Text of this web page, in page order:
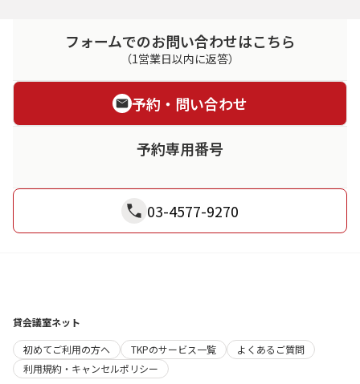
フォームでのお問い合わせはこちら
（1営業日以内に返答）
予約・問い合わせ
予約専用番号
03-4577-9270
貸会議室ネット
初めてご利用の方へ
TKPのサービス一覧
よくあるご質問
利用規約・キャンセルポリシー